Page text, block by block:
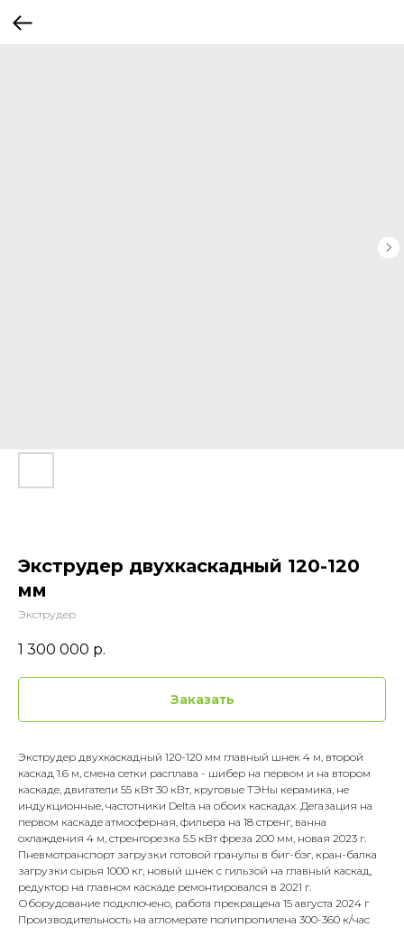
Экструдер двухкаскадный 120-120
мм
Экструдер
1 300 000 р.
Заказать
Экструдер двухкаскадный 120-120 мм главный шнек 4 м, второй
каскад 1.6 м, смена сетки расплава - шибер на первом и на втором
каскаде, двигатели 55 кВт 30 кВт, круговые ТЭНы керамика, не
индукционные, частотники Delta на обоих каскадах. Дегазация на
первом каскаде атмосферная, фильера на 18 стренг, ванна
охлаждения 4 м, стренгорезка 5.5 кВт фреза 200 мм, новая 2023 г.
Пневмотранспорт загрузки готовой гранулы в биг-бэг, кран-балка
загрузки сырья 1000 кг, новый шнек с гильзой на главный каскад,
редуктор на главном каскаде ремонтировался в 2021 г.
Оборудование подключено, работа прекращена 15 августа 2024 г
Производительность на агломерате полипропилена 300-360 к/час